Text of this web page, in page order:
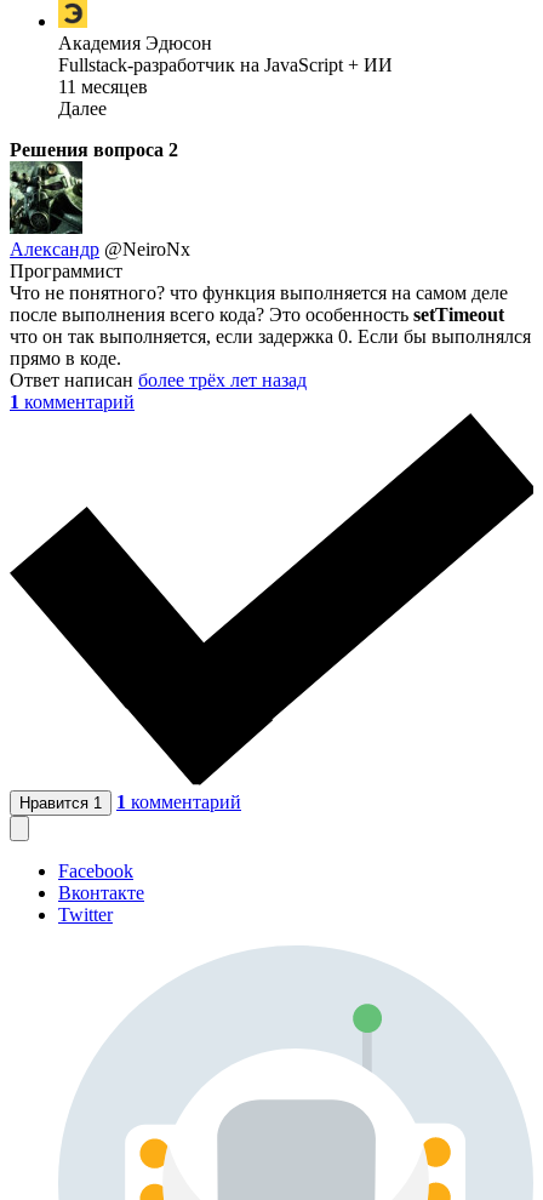
Академия Эдюсон
Fullstack-разработчик на JavaScript + ИИ
11 месяцев
Далее
Решения вопроса 2
Александр @NeiroNx
Программист
Что не понятного? что функция выполняется на самом деле
после выполнения всего кода? Это особенность setTimeout
что он так выполняется, если задержка 0. Если бы выполнялся
прямо в коде.
Ответ написан более трёх лет назад
1 комментарий
Нравится 1 1 комментарий
Facebook
Вконтакте
Twitter